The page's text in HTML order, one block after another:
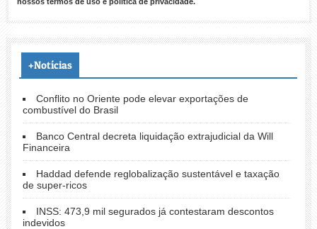
+Notícias
Conflito no Oriente pode elevar exportações de
combustível do Brasil
Banco Central decreta liquidação extrajudicial da Will
Financeira
Haddad defende reglobalização sustentável e taxação
de super-ricos
INSS: 473,9 mil segurados já contestaram descontos
indevidos